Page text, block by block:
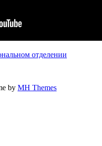
отделении
by MH Themes